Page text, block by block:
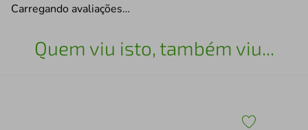
Carregando avaliações…
Quem viu isto, também viu...